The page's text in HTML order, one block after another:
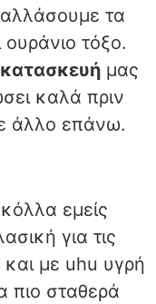
τα
τόξο.
κατασκευή μας
καλά πριν
άλλο επάνω.
εμείς
για τις
και με uhu υγρή
πιο σταθερά